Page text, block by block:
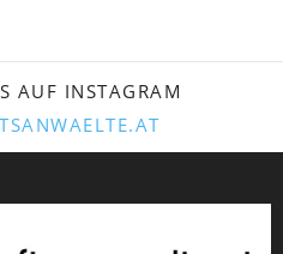
AUF INSTAGRAM